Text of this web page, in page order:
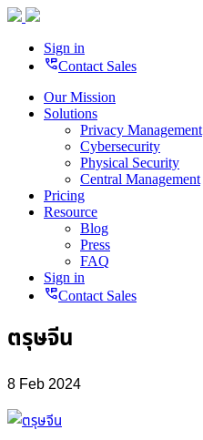
Sign in
perm_phone_msgContact Sales
Our Mission
Solutions
Privacy Management
Cybersecurity
Physical Security
Central Management
Pricing
Resource
Blog
Press
FAQ
Sign in
perm_phone_msgContact Sales
ตรุษจีน
8 Feb 2024